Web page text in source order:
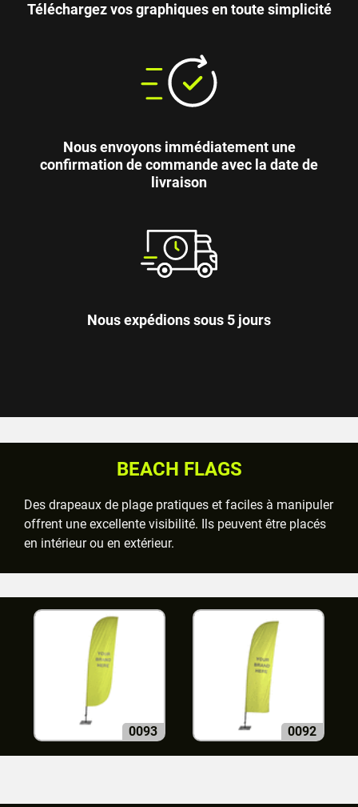
Téléchargez vos graphiques en toute simplicité
Nous envoyons immédiatement une
confirmation de commande avec la date de
livraison
Nous expédions sous 5 jours
BEACH FLAGS
Des drapeaux de plage pratiques et faciles à manipuler
offrent une excellente visibilité. Ils peuvent être placés
en intérieur ou en extérieur.
0093 0092